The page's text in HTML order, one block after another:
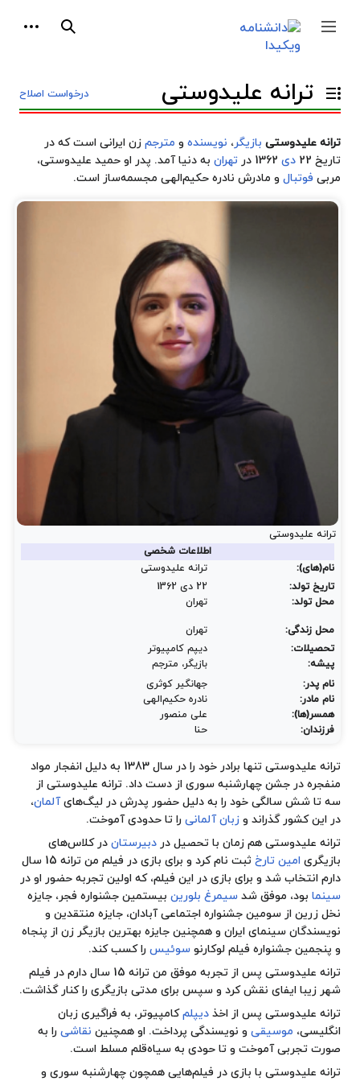
جمع و باز کردن نوار کناری جستجو
درخواست اصلاح تغییر وضعیت فهرست محتویات ترانه علیدوستی
ترانه علیدوستی بازیگر، نویسنده و مترجم زن ایرانی است که در
تاریخ 22
دی تهران به دنیا آمد. پدر او حمید علیدوستی،
مربی فوتبال و مادرش نادره حکیم‌الهی مجسمه‌ساز است.
ترانه علیدوستی
اطلاعات شخصی
نام(های):
ترانه علیدوستی
تاریخ تولد:
22 دی 1362
محل تولد:
تهران
محل زندگی:
تهران
تحصیلات:
دیپم کامپیوتر
پیشه:
بازیگر، مترجم
نام پدر:
جهانگیر کوثری
نام مادر:
نادره حکیم‌الهی
همسر(ها):
علی منصور
فرزندان:
حنا
ترانه علیدوستی تنها برادر خود را در سال 1383 به دلیل انفجار مواد
منفجره در جشن چهارشنبه سوری از دست داد. ترانه علیدوستی از
سه تا شش سالگی خود را به دلیل حضور پدرش در لیگ‌هایآلمان،
در این کشور گذراند و زبان آلمانی را تا حدودی آموخت.
ترانه علیدوستی هم زمان با تحصیل در دبیرستان در کلاس‌های
بازیگری امین تارخ
ثبت نام کرد و برای بازی در فیلم من ترانه 15 سال
دارم انتخاب شد و برای بازی در این فیلم، که اولین تجربه حضور او در
سینما بود، موفق شد سیمرغ بلورین بیستمین جشنواره فجر، جایزه
نخل زرین از سومین جشنواره اجتماعی آبادان، جایزه منتقدین و
نویسندگان سینمای ایران و همچنین جایزه بهترین بازیگر زن از پنجاه
و پنجمین جشنواره فیلم لوکارنو سوئیس را کسب کند.
ترانه علیدوستی پس از تجربه موفق من ترانه 15 سال دارم در فیلم
شهر زیبا ایفای نقش کرد و سپس برای مدتی بازیگری را کنار گذاشت.
ترانه علیدوستی پس از اخذ دیپلمکامپیوتر، به فراگیری زبان
انگلیسی، موسیقی و نویسندگی پرداخت. او همچنین نقاشی را به
صورت تجربی آموخت و تا حودی به سیاه‌قلم مسلط است.
ترانه علیدوستی با بازی در فیلم‌هایی همچون چهارشنبه سوری و